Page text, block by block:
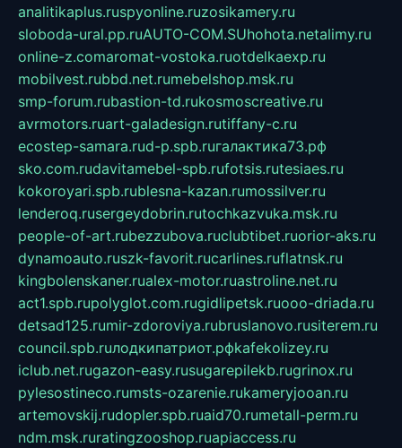
analitikaplus.ruspyonline.ruzosikamery.ru
sloboda-ural.pp.ruAUTO-COM.SUhohota.netalimy.ru
online-z.comaromat-vostoka.ruotdelkaexp.ru
mobilvest.rubbd.net.rumebelshop.msk.ru
smp-forum.rubastion-td.rukosmoscreative.ru
avrmotors.ruart-galadesign.rutiffany-c.ru
ecostep-samara.rud-p.spb.ruгалактика73.рф
sko.com.rudavitamebel-spb.rufotsis.rutesiaes.ru
kokoroyari.spb.rublesna-kazan.rumossilver.ru
lenderoq.rusergeydobrin.rutochkazvuka.msk.ru
people-of-art.rubezzubova.ruclubtibet.ruorior-aks.ru
dynamoauto.ruszk-favorit.rucarlines.ruflatnsk.ru
kingbolenskaner.rualex-motor.ruastroline.net.ru
act1.spb.rupolyglot.com.rugidlipetsk.ruooo-driada.ru
detsad125.rumir-zdoroviya.rubruslanovo.rusiterem.ru
council.spb.ruлодкипатриот.рфkafekolizey.ru
iclub.net.rugazon-easy.rusugarepilekb.rugrinox.ru
pylesostineco.rumsts-ozarenie.rukameryjooan.ru
artemovskij.rudopler.spb.ruaid70.rumetall-perm.ru
ndm.msk.ruratingzooshop.ruapiaccess.ru